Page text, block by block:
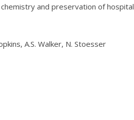
and preservation of hospital
A.S. Walker, N. Stoesser